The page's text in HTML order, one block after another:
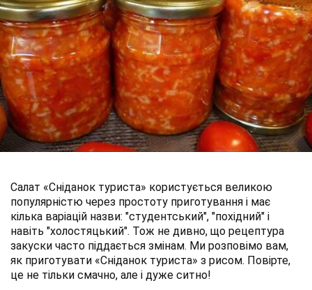
Салат «Сніданок туриста» користується великою
популярністю через простоту приготування і має
кілька варіацій назви: "студентський", "похідний" і
навіть "холостяцький". Тож не дивно, що рецептура
закуски часто піддається змінам. Ми розповімо вам,
як приготувати «Сніданок туриста» з рисом. Повірте,
це не тільки смачно, але і дуже ситно!